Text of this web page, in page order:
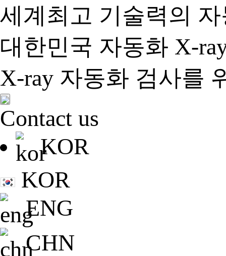
세계최고 기술력의
대한민국 자동화 X-
X-ray 자동화 검사를
Contact us
KOR
KOR
ENG
CHN